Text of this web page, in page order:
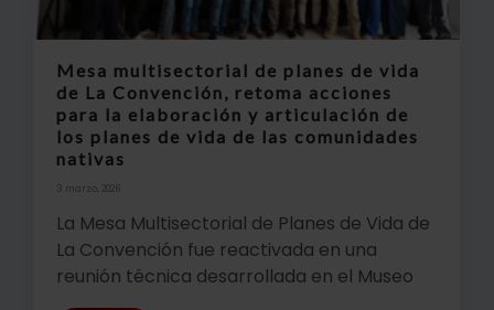
Mesa multisectorial de planes de vida
de La Convención, retoma acciones
para la elaboración y articulación de
los planes de vida de las comunidades
nativas
3 marzo, 2026
La Mesa Multisectorial de Planes de Vida de
La Convención fue reactivada en una
reunión técnica desarrollada en el Museo